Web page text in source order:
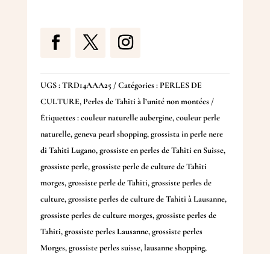
UGS :TRD14AAA25 Catégories :PERLES DE
CULTURE,Perles de Tahiti à l’unité non montées
Étiquettes :couleur naturelle aubergine,couleur perle
naturelle,geneva pearl shopping,grossista in perle nere
di Tahiti Lugano,grossiste en perles de Tahiti en Suisse,
grossiste perle,grossiste perle de culture de Tahiti
morges,grossiste perle de Tahiti,grossiste perles de
culture,grossiste perles de culture de Tahiti à Lausanne,
grossiste perles de culture morges,grossiste perles de
Tahiti,grossiste perles Lausanne,grossiste perles
Morges,grossiste perles suisse,lausanne shopping,